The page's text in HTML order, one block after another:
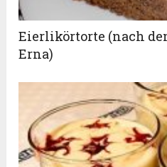
Eierlikörtorte (nach
Erna)